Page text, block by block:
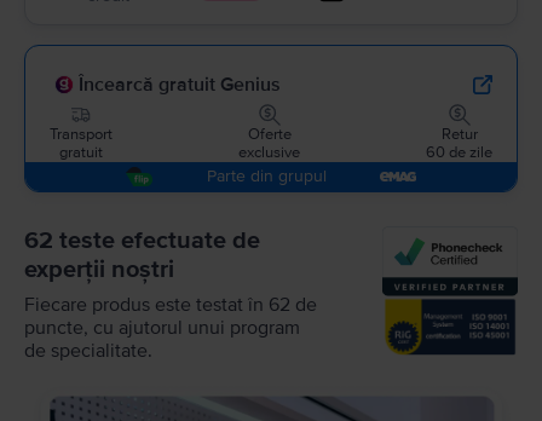
Încearcă gratuit Genius
Transport
gratuit
Oferte
exclusive
Retur
60 de zile
Parte din grupul
62 teste efectuate de
experții noștri
Fiecare produs este testat în 62 de
puncte, cu ajutorul unui program
de specialitate.